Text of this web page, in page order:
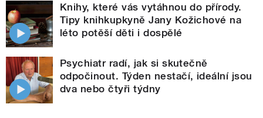
Knihy, které vás vytáhnou do přírody.
Tipy knihkupkyně Jany Kožichové na
léto potěší děti i dospělé
Psychiatr radí, jak si skutečně
odpočinout. Týden nestačí, ideální jsou
dva nebo čtyři týdny